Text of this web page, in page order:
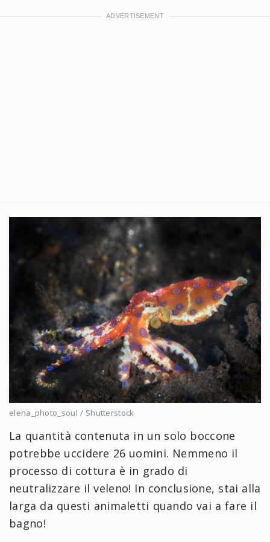
elena_photo_soul / Shutterstock
La quantità contenuta in un solo boccone
potrebbe uccidere 26 uomini. Nemmeno il
processo di cottura è in grado di
neutralizzare il veleno! In conclusione, stai alla
larga da questi animaletti quando vai a fare il
bagno!